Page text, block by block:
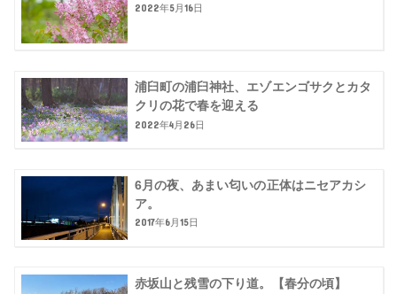
2022年5月16日
浦臼町の浦臼神社、エゾエンゴサクとカタ
クリの花で春を迎える
2022年4月26日
6月の夜、あまい匂いの正体はニセアカシ
ア。
2017年6月15日
赤坂山と残雪の下り道。【春分の頃】